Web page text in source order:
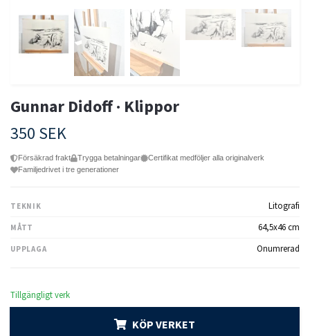
Gunnar Didoff · Klippor
350 SEK
Försäkrad frakt Trygga betalningar
Certifikat medföljer alla originalverk
Familjedrivet i tre generationer
TEKNIK Litografi
MÅTT 64,5x46 cm
UPPLAGA Onumrerad
Tillgängligt verk
KÖP VERKET